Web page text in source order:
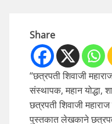
Share
“छत्रपती शिवाजी
संस्थापक, महान योद्धा,
छत्रपती शिवाजी
पुस्तकात लेखकाने